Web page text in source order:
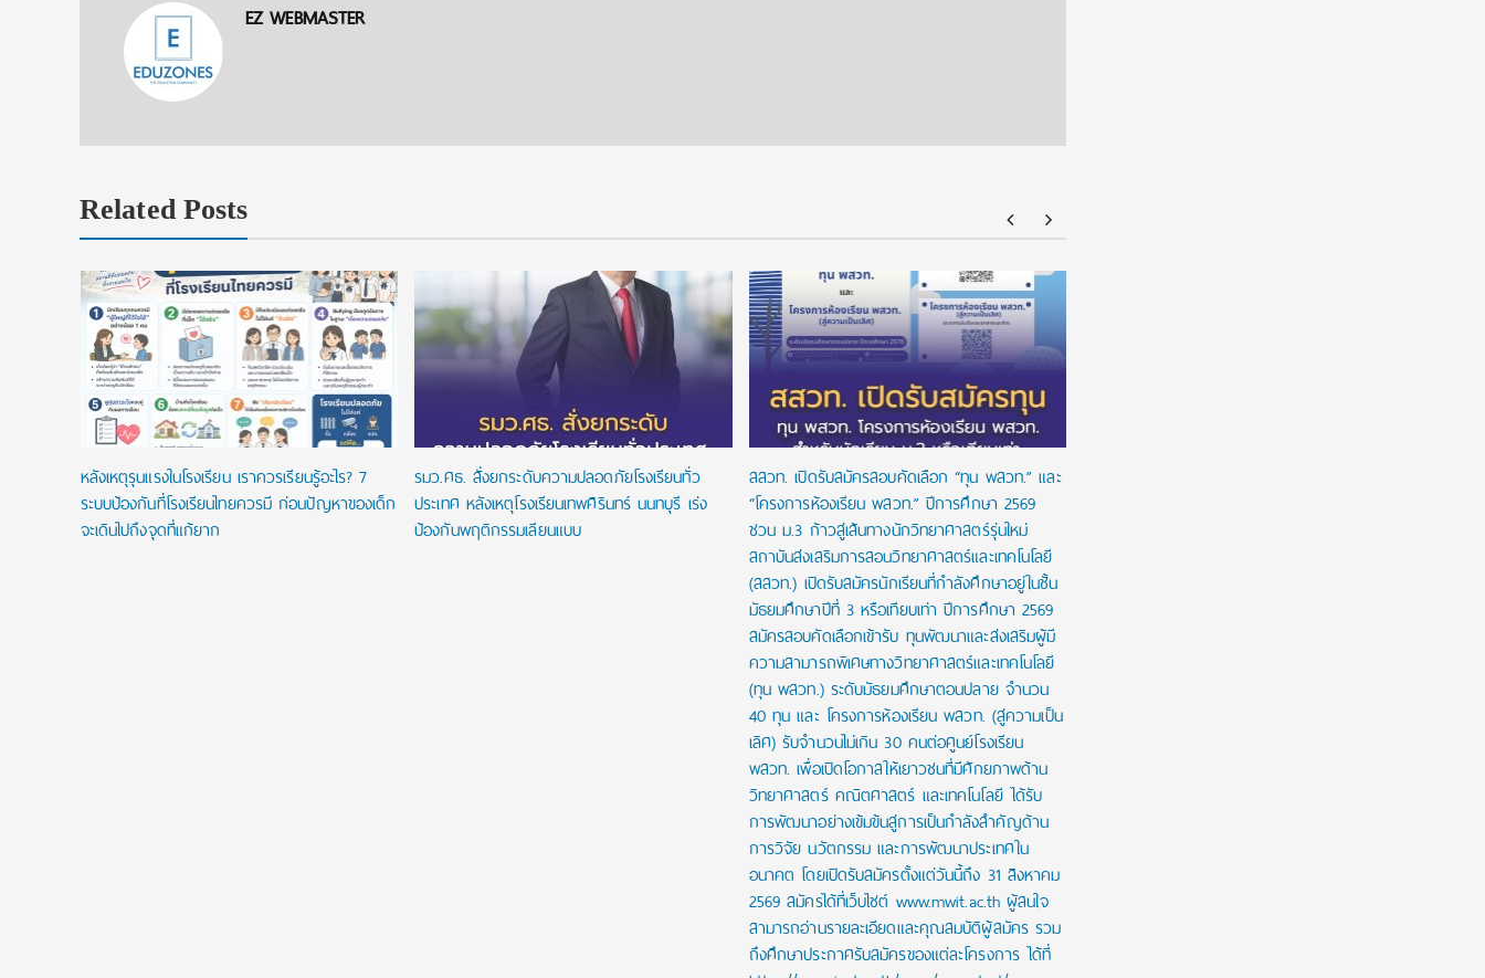
EZ WEBMASTER
Related Posts
หลังเหตุรุนแรงในโรงเรียน เราควรเรียนรู้อะไร? 7
ระบบป้องกันที่โรงเรียนไทยควรมี ก่อนปัญหาของเด็ก
จะเดินไปถึงจุดที่แก้ยาก
รมว.ศธ. สั่งยกระดับความปลอดภัยโรงเรียนทั่ว
ประเทศ หลังเหตุโรงเรียนเทพศิรินทร์ นนทบุรี เร่ง
ป้องกันพฤติกรรมเลียนแบบ
สสวท. เปิดรับสมัครสอบคัดเลือก “ทุน พสวท.” และ
“โครงการห้องเรียน พสวท.” ปีการศึกษา 2569
ชวน ม.3 ก้าวสู่เส้นทางนักวิทยาศาสตร์รุ่นใหม่
สถาบันส่งเสริมการสอนวิทยาศาสตร์และเทคโนโลยี
(สสวท.) เปิดรับสมัครนักเรียนที่กำลังศึกษาอยู่ในชั้น
มัธยมศึกษาปีที่ 3 หรือเทียบเท่า ปีการศึกษา 2569
สมัครสอบคัดเลือกเข้ารับ ทุนพัฒนาและส่งเสริมผู้มี
ความสามารถพิเศษทางวิทยาศาสตร์และเทคโนโลยี
(ทุน พสวท.) ระดับมัธยมศึกษาตอนปลาย จำนวน
40 ทุน และ โครงการห้องเรียน พสวท. (สู่ความเป็น
เลิศ) รับจำนวนไม่เกิน 30 คนต่อศูนย์โรงเรียน
พสวท. เพื่อเปิดโอกาสให้เยาวชนที่มีศักยภาพด้าน
วิทยาศาสตร์ คณิตศาสตร์ และเทคโนโลยี ได้รับ
การพัฒนาอย่างเข้มข้นสู่การเป็นกำลังสำคัญด้าน
การวิจัย นวัตกรรม และการพัฒนาประเทศใน
อนาคต โดยเปิดรับสมัครตั้งแต่วันนี้ถึง 31 สิงหาคม
2569 สมัครได้ที่เว็บไซต์ www.mwit.ac.th ผู้สนใจ
สามารถอ่านรายละเอียดและคุณสมบัติผู้สมัคร รวม
ถึงศึกษาประกาศรับสมัครของแต่ละโครงการ ได้ที่